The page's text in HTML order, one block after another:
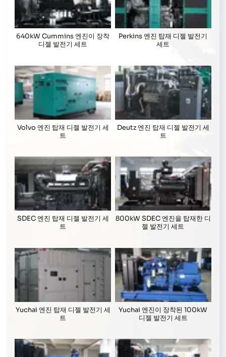
640kW Cummins 엔진이 장착
디젤 발전기 세트
Perkins 엔진 탑재 디젤 발전기
세트
Volvo 엔진 탑재 디젤 발전기 세
트
Deutz 엔진 탑재 디젤 발전기 세
트
SDEC 엔진 탑재 디젤 발전기 세
트
800kW SDEC 엔진을 탑재한 디
젤 발전기 세트
Yuchai 엔진 탑재 디젤 발전기 세
트
Yuchai 엔진이 장착된 100kW
디젤 발전기 세트